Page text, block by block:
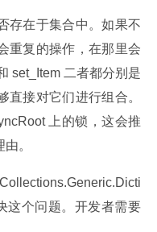
存在于集合中。如果不
重复的操作，在那里会
set_Item 二者都分别是
直接对它们进行组合。
上的锁，这会推
。
这个问题。开发者需要